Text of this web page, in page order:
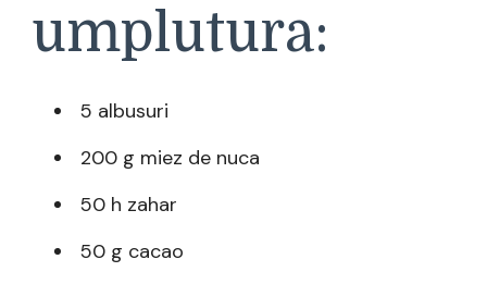
umplutura:
5 albusuri
200 g miez de nuca
50 h zahar
50 g cacao